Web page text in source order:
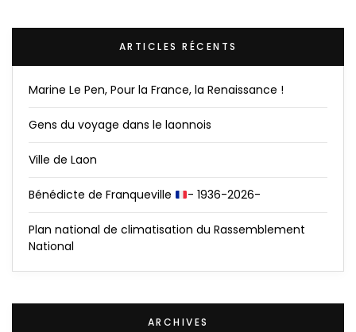
ARTICLES RÉCENTS
Marine Le Pen, Pour la France, la Renaissance !
Gens du voyage dans le laonnois
Ville de Laon
Bénédicte de Franqueville - 1936-2026-
Plan national de climatisation du Rassemblement
National
ARCHIVES